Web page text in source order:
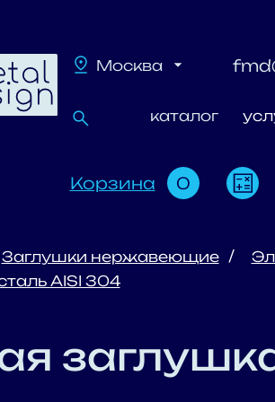
Москва
каталог
Корзина 0
Заглушки нержавеющие
AISI 304